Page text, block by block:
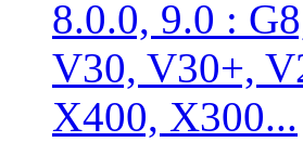
8.0.0, 9.0 :
V30, V30+,
X400, X300...